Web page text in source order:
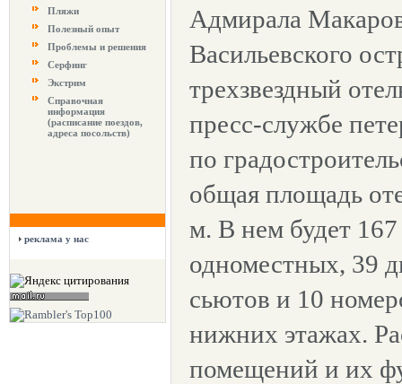
Пляжи
Полезный опыт
Проблемы и решения
Серфинг
Экстрим
Справочная
информация
(расписание поездов,
адреса посольств)
реклама у нас
Адмирала
Васильевского
трехзвездный
пресс-службе
по
общая площадь
м. В нем будет
одноместных, 39
сьютов и 10
нижних этажах.
помещений и их